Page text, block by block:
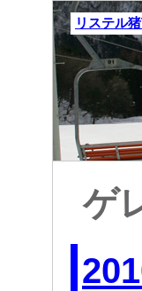
リステル
ゲ